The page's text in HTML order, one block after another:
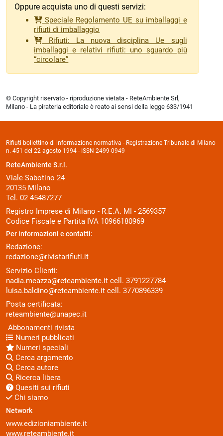
Oppure acquista uno di questi servizi:
Speciale Regolamento UE su imballaggi e
rifiuti di imballaggio
Rifiuti: La nuova disciplina Ue sugli
imballaggi e relativi rifiuti: uno sguardo più
“circolare”
© Copyright riservato - riproduzione vietata - ReteAmbiente Srl,
Milano - La pirateria editoriale è reato ai sensi della legge 633/1941
Rifiuti bollettino di informazione normativa - Registrazione Tribunale di Milano
n. 451 del 22 agosto 1994 - ISSN 2499-0949
ReteAmbiente S.r.l.
Viale Sabotino 24
20135 Milano
Tel. 02 45487277
Registro Imprese di Milano - R.E.A. MI - 2569357
Codice Fiscale e Partita IVA 10966180969
Per informazioni e contatti:
Redazione:
redazione@rivistarifiuti.it
Servizio Clienti:
nadia.meazza@reteambiente.it cell. 3791227784
luisa.baldino@reteambiente.it cell. 3770896339
Posta certificata:
reteambiente@unapec.it
Abbonamenti rivista
Numeri pubblicati
Numeri speciali
Cerca argomento
Cerca autore
Ricerca libera
Quesiti sui rifiuti
Chi siamo
Network
www.edizioniambiente.it
www.reteambiente.it